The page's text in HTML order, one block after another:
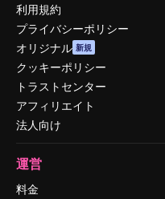
利用規約
プライバシーポリシー
オリジナル 新規
クッキーポリシー
トラストセンター
アフィリエイト
法人向け
運営
料金